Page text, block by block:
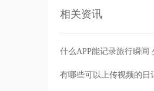
相关资讯
什么APP能记录旅行瞬间
有哪些可以上传视频的日